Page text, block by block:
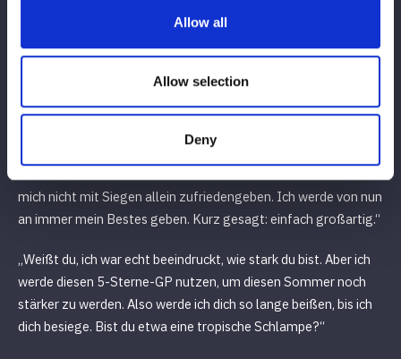
Allow all
Allow selection
Deny
kommt zurück, und B landet einen Spiwering Knee Attack. Er
schleudert sie nach vorn. Der Three-Count beschert B den Sieg
„Oh mein Gott, oh mein Gott. Es ist viereinhalb Jahre her, seit
ich das letzte Mal bei Stardom war. Als ich noch bei Stardom
antrat, wurde ich als die beste Ausländerin bezeichnet. Aber das
ist noch nicht alles. Ich bin die beste Wrestlerin bei Stardom.
Ich bin selbstbewusst. Aber das reicht noch nicht. Ich werde
mich nicht mit Siegen allein zufriedengeben. Ich werde von nun
an immer mein Bestes geben. Kurz gesagt: einfach großartig.“
„Weißt du, ich war echt beeindruckt, wie stark du bist. Aber ich
werde diesen 5-Sterne-GP nutzen, um diesen Sommer noch
stärker zu werden. Also werde ich dich so lange beißen, bis ich
dich besiege. Bist du etwa eine tropische Schlampe?“